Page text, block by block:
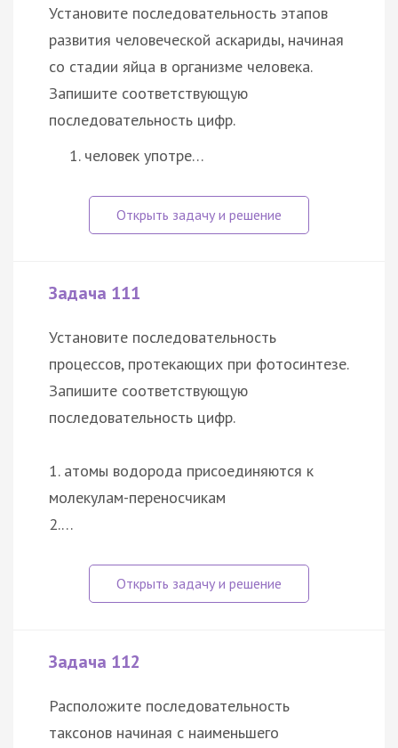
Установите последовательность этапов
развития человеческой аскариды, начиная
со стадии яйца в организме человека.
Запишите соответствующую
последовательность цифр.
человек употре…
Задача 111
Установите последовательность
процессов, протекающих при фотосинтезе.
Запишите соответствующую
последовательность цифр.
1. атомы водорода присоединяются к
молекулам-переносчикам
2.…
Задача 112
Расположите последовательность
таксонов начиная с наименьшего